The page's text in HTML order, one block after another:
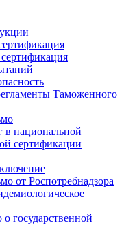
Таможенного
в национальной
сертификации
от Роспотребнадзора
о государственной